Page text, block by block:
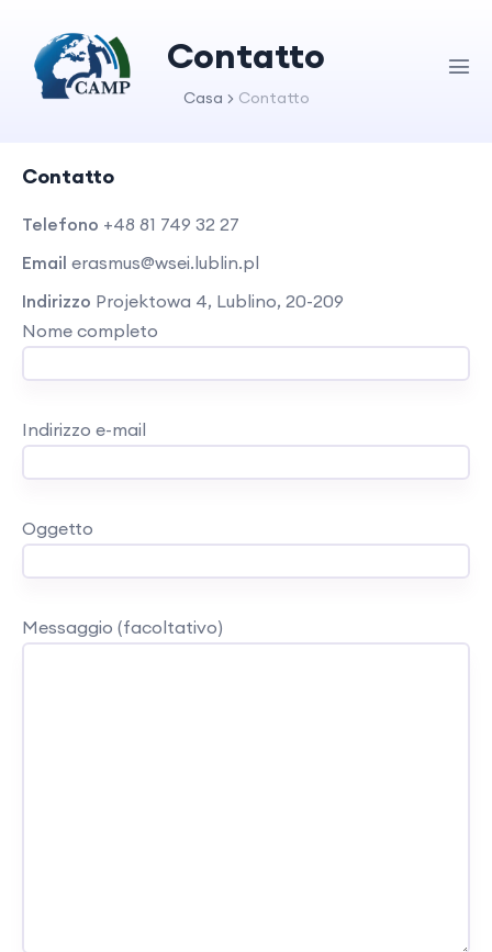
Contatto
Casa Contatto
Contatto
Telefono +48 81 749 32 27
Email erasmus@wsei.lublin.pl
Indirizzo Projektowa 4, Lublino, 20-209
Nome completo
Indirizzo e-mail
Oggetto
Messaggio (facoltativo)